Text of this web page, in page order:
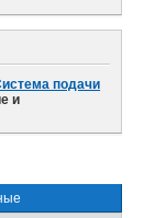
подачи
и